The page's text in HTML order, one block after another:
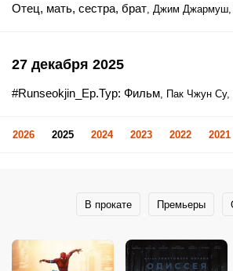
Отец, мать, сестра, брат, Джим
27 декабря 2025
#Runseokjin_Ep.Тур: Фильм, Пак Чжун
2026 2025 2024 2023 2022 2021
В прокате Премьеры